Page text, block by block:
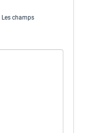
Les champs